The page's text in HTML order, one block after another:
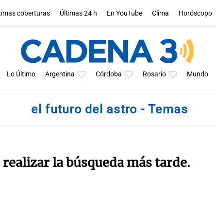
coberturas Últimas 24 h En YouTube Clima Horóscopo
Lo Último Argentina Córdoba Rosario Mundo
el futuro del astro - Temas
la búsqueda más tarde.